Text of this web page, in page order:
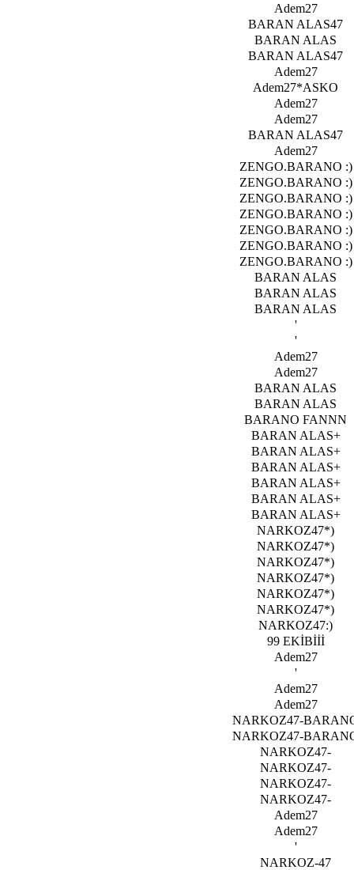
Adem27
BARAN ALAS47
BARAN ALAS
BARAN ALAS47
Adem27
Adem27*ASKO
Adem27
Adem27
BARAN ALAS47
Adem27
ZENGO.BARANO :)
ZENGO.BARANO :)
ZENGO.BARANO :)
ZENGO.BARANO :)
ZENGO.BARANO :)
ZENGO.BARANO :)
ZENGO.BARANO :)
BARAN ALAS
BARAN ALAS
BARAN ALAS
'
'
Adem27
Adem27
BARAN ALAS
BARAN ALAS
BARANO FANNN
BARAN ALAS+
BARAN ALAS+
BARAN ALAS+
BARAN ALAS+
BARAN ALAS+
BARAN ALAS+
NARKOZ47*)
NARKOZ47*)
NARKOZ47*)
NARKOZ47*)
NARKOZ47*)
NARKOZ47*)
NARKOZ47:)
99 EKİBİİİ
Adem27
'
Adem27
Adem27
NARKOZ47-
NARKOZ47-
NARKOZ47-
NARKOZ47-
NARKOZ47-
NARKOZ47-
Adem27
Adem27
'
NARKOZ-47